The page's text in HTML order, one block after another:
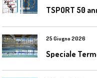
TSPORT 50
25 Giugno 2026